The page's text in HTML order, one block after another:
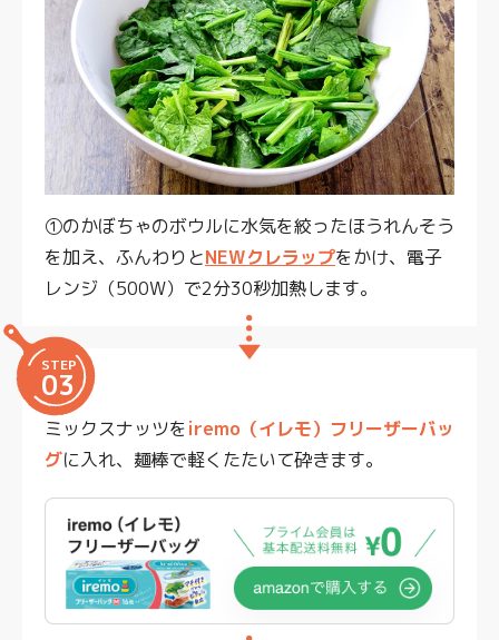
①のかぼちゃのボウルに水気を絞ったほうれんそう
を加え、ふんわりとNEWクレラップをかけ、電子
レンジ（500W）で2分30秒加熱します。
STEP
03
ミックスナッツを iremo（イレモ）フリーザーバッ
グに入れ、麺棒で軽くたたいて砕きます。